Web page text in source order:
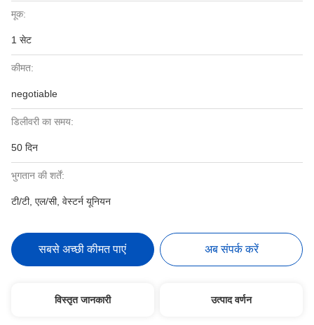
मूक:
1 सेट
कीमत:
negotiable
डिलीवरी का समय:
50 दिन
भुगतान की शर्तें:
टी/टी, एल/सी, वेस्टर्न यूनियन
सबसे अच्छी कीमत पाएं अब संपर्क करें
विस्तृत जानकारी उत्पाद वर्णन